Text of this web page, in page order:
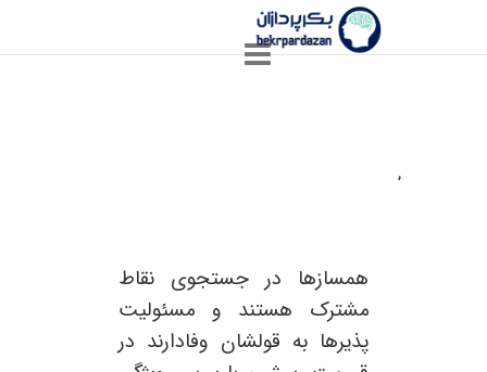
,
همسازها در جستجوی نقاط
مشترک هستند و مسئولیت
پذیرها به قولشان وفادارند در